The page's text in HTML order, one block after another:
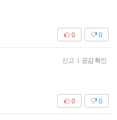
0
0
신고 | 공감 확인
0
0